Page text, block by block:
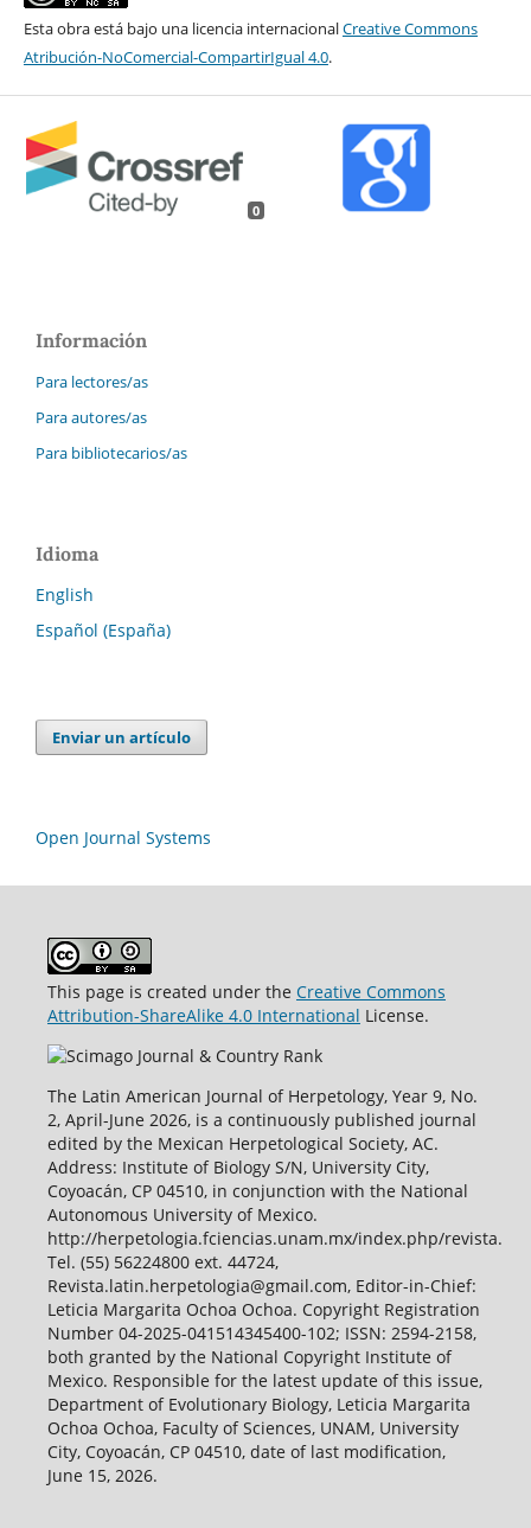
Esta obra está bajo una licencia internacionalCreative Commons
Atribución-NoComercial-CompartirIgual 4.0.
0
Información
Para lectores/as
Para autores/as
Para bibliotecarios/as
Idioma
English
Español (España)
Enviar un artículo
Open Journal Systems
This page is created under the Creative Commons
Attribution-ShareAlike 4.0 International License.
The Latin American Journal of Herpetology, Year 9, No.
2, April-June 2026, is a continuously published journal
edited by the Mexican Herpetological Society, AC.
Address: Institute of Biology S/N, University City,
Coyoacán, CP 04510, in conjunction with the National
Autonomous University of Mexico.
http://herpetologia.fciencias.unam.mx/index.php/revista.
Tel. (55) 56224800 ext. 44724,
Revista.latin.herpetologia@gmail.com, Editor-in-Chief:
Leticia Margarita Ochoa Ochoa. Copyright Registration
Number 04-2025-041514345400-102; ISSN: 2594-2158,
both granted by the National Copyright Institute of
Mexico. Responsible for the latest update of this issue,
Department of Evolutionary Biology, Leticia Margarita
Ochoa Ochoa, Faculty of Sciences, UNAM, University
City, Coyoacán, CP 04510, date of last modification,
June 15, 2026.